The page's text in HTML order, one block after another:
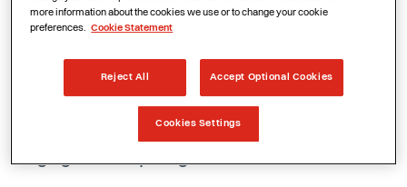
Met die erkenning zet Nimble
Storage het sterke engagement in
de verf van Cheops als partner die
bedrijven helpt om zakelijk voordeel
te halen uit moderne en innovatieve
more information about the cookies we use or to change your cookie
preferences. Cookie Statement
Reject All Accept Optional Cookies
Cookies Settings